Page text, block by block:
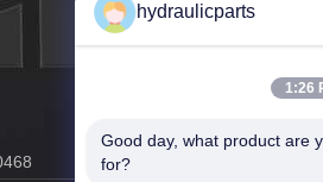
hydraulicparts
1:26
Good day, what product are
for?